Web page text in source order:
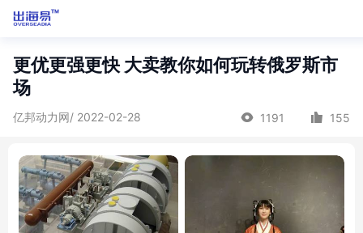
更优更强更快 大卖教你如何玩转俄罗斯市
场
亿邦动力网/ 2022-02-28 1191 155